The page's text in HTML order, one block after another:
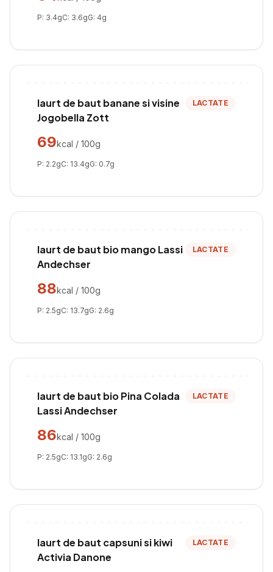
P: 3.4gC: 3.6gG: 4g
Iaurt de baut banane si visine
Jogobella Zott
LACTATE
69kcal / 100g
P: 2.2gC: 13.4gG: 0.7g
Iaurt de baut bio mango Lassi
Andechser
LACTATE
88kcal / 100g
P: 2.5gC: 13.7gG: 2.6g
Iaurt de baut bio Pina Colada
Lassi Andechser
LACTATE
86kcal / 100g
P: 2.5gC: 13.1gG: 2.6g
Iaurt de baut capsuni si kiwi
Activia Danone
LACTATE